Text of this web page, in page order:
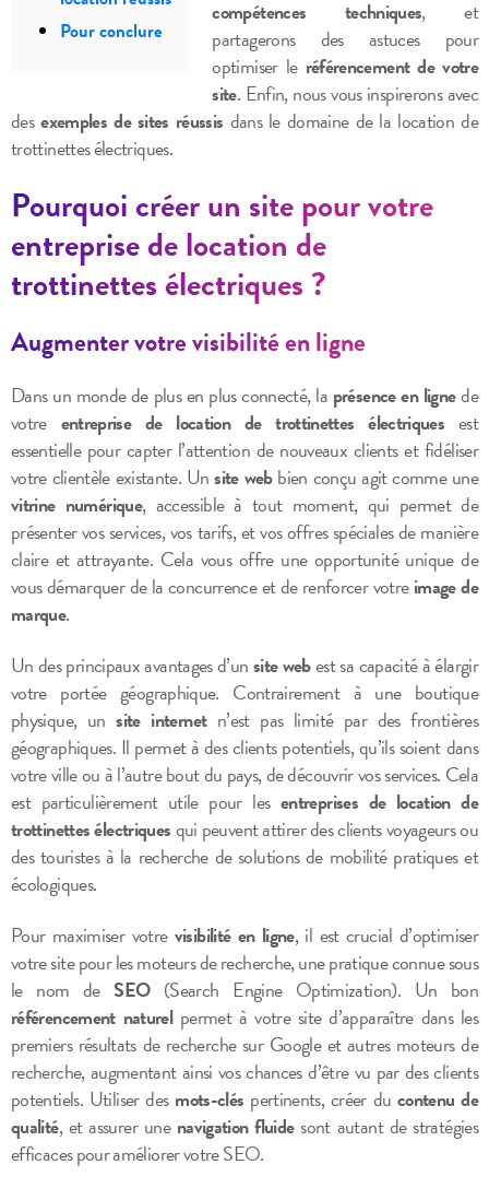
Pour conclure
compétences techniques, et
partagerons des astuces pour
optimiser le référencement de votre
site. Enfin, nous vous inspirerons avec
desexemples de sites réussis dans le domaine de la location de
trottinettes électriques.
Pourquoi créer un site pour votre
entreprise de location de
trottinettes électriques ?
Augmenter votre visibilité en ligne
Dans un monde de plus en plus connecté, la présence en lignede
votre entreprise de location de trottinettes électriques est
essentielle pour capter l’attention de nouveaux clients et fidéliser
votre clientèle existante. Unsite webbien conçu agit comme une
vitrine numérique, accessible à tout moment, qui permet de
présenter vos services, vos tarifs, et vos offres spéciales de manière
claire et attrayante. Cela vous offre une opportunité unique de
vous démarquer de la concurrence et de renforcer votreimage de
marque.
Un des principaux avantages d’unsite webest sa capacité à élargir
votre portée géographique. Contrairement à une boutique
physique, unsite internetn’est pas limité par des frontières
géographiques. Il permet à des clients potentiels, qu’ils soient dans
votre ville ou à l’autre bout du pays, de découvrir vos services. Cela
est particulièrement utile pour les entreprises de location de
trottinettes électriquesqui peuvent attirer des clients voyageurs ou
des touristes à la recherche de solutions de mobilité pratiques et
écologiques.
Pour maximiser votre visibilité en ligne, il est crucial d’optimiser
votre site pour les moteurs de recherche, une pratique connue sous
le nom de SEO(Search Engine Optimization). Un bon
référencement naturelpermet à votre site d’apparaître dans les
premiers résultats de recherche sur Google et autres moteurs de
recherche, augmentant ainsi vos chances d’être vu par des clients
potentiels. Utiliser des mots-clés pertinents, créer du contenu de
qualité, et assurer une navigation fluidesont autant de stratégies
efficaces pour améliorer votre SEO.